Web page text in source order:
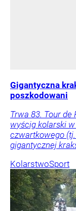
Gigantyczna
poszkodowani
Trwa 83. Tour de
wyścig kolarski
czwartkowego
gigantycznej
KolarstwoSport